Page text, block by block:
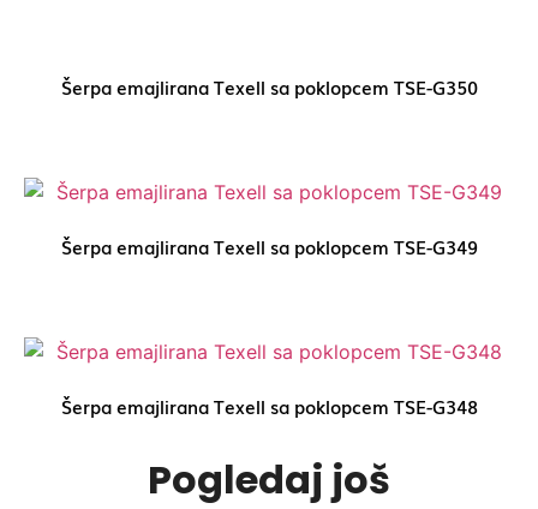
Šerpa emajlirana Texell sa poklopcem TSE-G350
Šerpa emajlirana Texell sa poklopcem TSE-G349
Šerpa emajlirana Texell sa poklopcem TSE-G348
Pogledaj još